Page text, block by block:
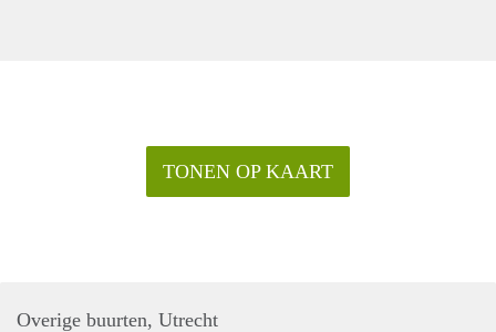
TONEN OP KAART
Overige buurten, Utrecht